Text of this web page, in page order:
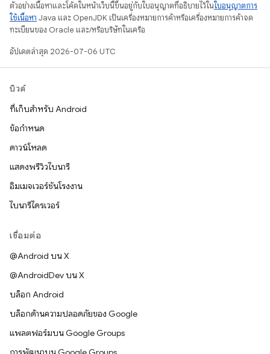
ตัวอย่างเนื้อหาและโค้ดในหน้าเว็บนี้ขึ้นอยู่กับใบอนุญาตที่อธิบายไว้ในใบอนุญาตการ
ใช้เนื้อหา Java และ OpenJDK เป็นเครื่องหมายการค้าหรือเครื่องหมายการค้าจด
ทะเบียนของ Oracle และ/หรือบริษัทในเครือ
อัปเดตล่าสุด 2026-07-06 UTC
บิวด์
ที่เก็บสำหรับ Android
ข้อกำหนด
ดาวน์โหลด
แสดงพรีวิวไบนารี
อิมเมจเวอร์ชันโรงงาน
ไบนารีไดรเวอร์
เชื่อมต่อ
@Android บน X
@AndroidDev บน X
บล็อก Android
บล็อกด้านความปลอดภัยของ Google
แพลตฟอร์มบน Google Groups